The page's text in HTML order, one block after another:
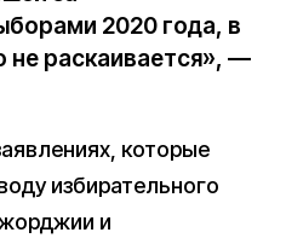
2020 года, в
не раскаивается», —
которые
избирательного
и